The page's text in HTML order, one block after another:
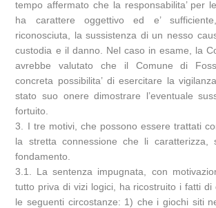
tempo affermato che la responsabilita’ per
ha carattere oggettivo ed e’
riconosciuta, la sussistenza di un nesso
custodia e il danno. Nel caso in esame, la
avrebbe valutato che il Comune di
concreta possibilita’ di esercitare la
stato suo onere dimostrare l’eventuale
fortuito.
3. I tre motivi, che possono essere trattati
la stretta connessione che li caratterizza,
fondamento.
3.1. La sentenza impugnata, con
tutto priva di vizi logici, ha ricostruito i fatti di
le seguenti circostanze: 1) che i giochi siti